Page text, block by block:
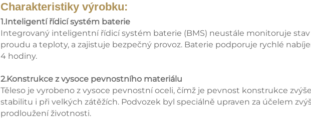
Charakteristiky výrobku:
1.Inteligentí řídicí systém baterie
Integrovaný inteligentní řídicí systém baterie (BMS) neustále monitoruje
proudu a teploty, a zajistuje bezpečný provoz. Baterie podporuje rychlé
4 hodiny.
2.Konstrukce z vysoce pevnostního materiálu
Těleso je vyrobeno z vysoce pevnostní oceli, čímž je pevnost konstrukce
stabilitu i při velkých zátěžích. Podvozek byl speciálně upraven za účelem
prodloužení životnosti.